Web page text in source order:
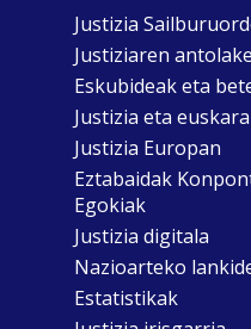
Justizia
Justiziaren
Eskubideak eta
Justizia eta euskara
Justizia Europan
Eztabaidak
Egokiak
Justizia digitala
Nazioarteko
Estatistikak